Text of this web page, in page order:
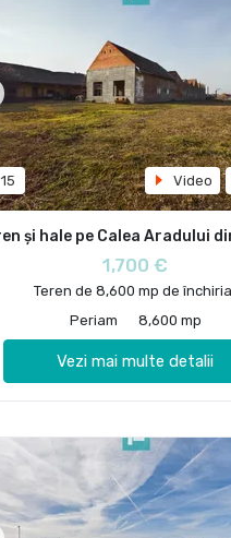
15 Video
și hale pe Calea Aradului
1,700 €
Teren de 8,600 mp de
Periam
8,600 mp
Vezi mai multe detalii